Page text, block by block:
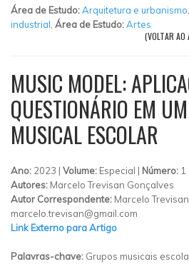
Área de Estudo:Arquitetura e urbanismo
industrial Área de Estudo:Artes
(VOLTAR
MUSIC MODEL:
QUESTIONÁRIO EM
MUSICAL ESCOLAR
Ano: 2023 | Volume: Especial | Número: 1
Autores: Marcelo Trevisan Gonçalves
Autor Correspondente: Marcelo
marcelo.trevisan@gmail.com
Link Externo para Artigo
Palavras-chave: Grupos musicais